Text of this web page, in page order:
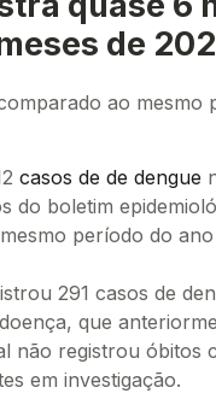
de
ao mesmo
casos de de dengue
do boletim
período do
291 casos de
que
não registrou óbitos
em investigação.